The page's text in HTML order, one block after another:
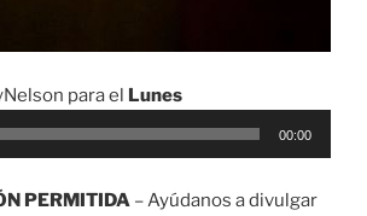
para el
Lunes
00:00
PERMITIDA – Ayúdanos a divulgar